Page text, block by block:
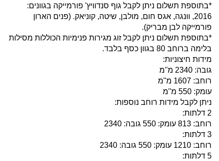
*בתוספת תשלום ניתן לקבל גוף סנדוויץ' פורמייקה בגוונים:
2016, וונגה, אגס חום, מולבן, שיטה, קוניאק. (פנים הארון
פורמייקה לבן מבריק).
*בתוספת תשלום ניתן לקבל זוג מגירות פנימיות הכוללות מסילות
בלימה ברוחב 80 בגוון כסף בלבד.
מידות חיצוניות:
גובה: 2340 מ''מ
רוחב: 1607 מ''מ
עומק: 550 מ''מ
ניתן לקבל מידות רוחב נוספות:
2 דלתות:
רוחב: 813 עומק: 550 גובה: 2340
3 דלתות:
רוחב: 1210 עומק: 550 גובה: 2340
5 דלתות: